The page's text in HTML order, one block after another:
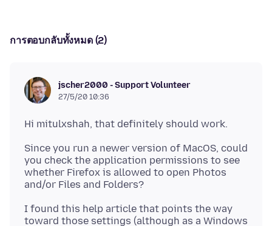
การตอบกลับทั้งหมด (2)
jscher2000 - Support Volunteer
27/5/20 10:36
Since you run a newer version of MacOS, could
you check the application permissions to see
whether Firefox is allowed to open Photos
I found this help article that points the way
toward those settings (although as a Windows